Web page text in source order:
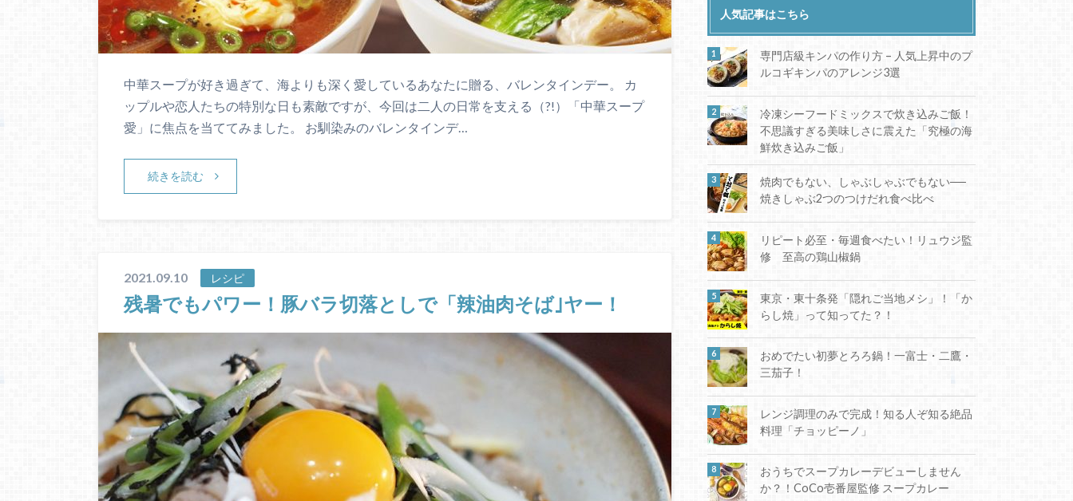
中華スープが好き過ぎて、海よりも深く愛しているあなたに贈る、バレンタインデー。 カ
ップルや恋人たちの特別な日も素敵ですが、今回は二人の日常を支える（?!）「中華スープ
愛」に焦点を当ててみました。 お馴染みのバレンタインデ…
続きを読む
2021.09.10 レシピ
残暑でもパワー！豚バラ切落としで「辣油肉そば｣ヤー！
人気記事はこちら
専門店級キンパの作り方 – 人気上昇中のプ
ルコギキンパのアレンジ3選
冷凍シーフードミックスで炊き込みご飯！
不思議すぎる美味しさに震えた「究極の海
鮮炊き込みご飯」
焼肉でもない、しゃぶしゃぶでもない──
焼きしゃぶ2つのつけだれ食べ比べ
リピート必至・毎週食べたい！リュウジ監
修 至高の鶏山椒鍋
東京・東十条発「隠れご当地メシ」！「か
らし焼」って知ってた？！
おめでたい初夢とろろ鍋！一富士・二鷹・
三茄子！
レンジ調理のみで完成！知る人ぞ知る絶品
料理「チョッピーノ」
おうちでスープカレーデビューしません
か？！CoCo壱番屋監修 スープカレー